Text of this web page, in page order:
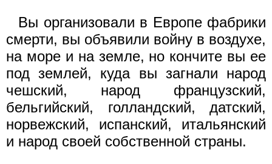
Вы организовали в Европе фабрики
смерти, вы объявили войну в воздухе,
на море и на земле, но кончите вы ее
под землей, куда вы загнали народ
чешский, народ французский,
бельгийский, голландский, датский,
норвежский, испанский, итальянский
и народ своей собственной страны.